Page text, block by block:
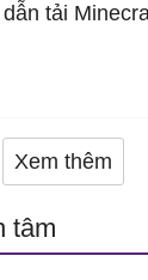
tải
Xem thêm
tâm